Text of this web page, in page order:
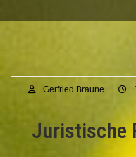
Gerfried Braune
Juristische